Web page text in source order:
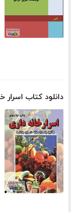
دانلود کتاب اسرار